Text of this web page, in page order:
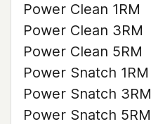
Power Clean 1RM
Power Clean 3RM
Power Clean 5RM
Power Snatch 1RM
Power Snatch 3RM
Power Snatch 5RM